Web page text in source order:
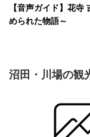
【音声ガイド】花寺
められた物語～
沼田・川場の観